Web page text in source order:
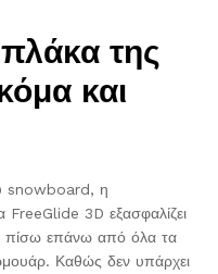
της
και
snowboard, η
3D εξασφαλίζει
πίσω επάνω από όλα τα
Καθώς δεν υπάρχει